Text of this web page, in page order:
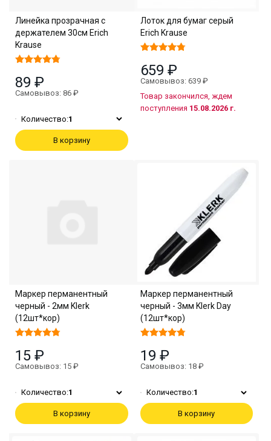
Линейка прозрачная с
держателем 30см Erich
Krause
89 ₽
Самовывоз: 86 ₽
Количество:1
В корзину
Лоток для бумаг серый
Erich Krause
659 ₽
Самовывоз: 639 ₽
Товар закончился, ждем
поступления 15.08.2026 г.
Маркер перманентный
черный - 2мм Klerk
(12шт*кор)
15 ₽
Самовывоз: 15 ₽
Количество:1
В корзину
Маркер перманентный
черный - 3мм Klerk Day
(12шт*кор)
19 ₽
Самовывоз: 18 ₽
Количество:1
В корзину